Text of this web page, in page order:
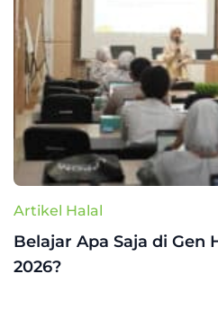
Artikel Halal
Belajar Apa Saja di Gen
2026?